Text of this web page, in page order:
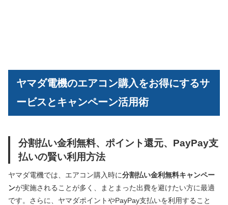
ヤマダ電機のエアコン購入をお得にするサ
ービスとキャンペーン活用術
分割払い金利無料、ポイント還元、PayPay支
払いの賢い利用方法
ヤマダ電機では、エアコン購入時に分割払い金利無料キャンペー
ンが実施されることが多く、まとまった出費を避けたい方に最適
です。さらに、ヤマダポイントやPayPay支払いを利用すること